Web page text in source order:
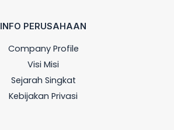
INFO PERUSAHAAN
Company Profile
Visi Misi
Sejarah Singkat
Kebijakan Privasi